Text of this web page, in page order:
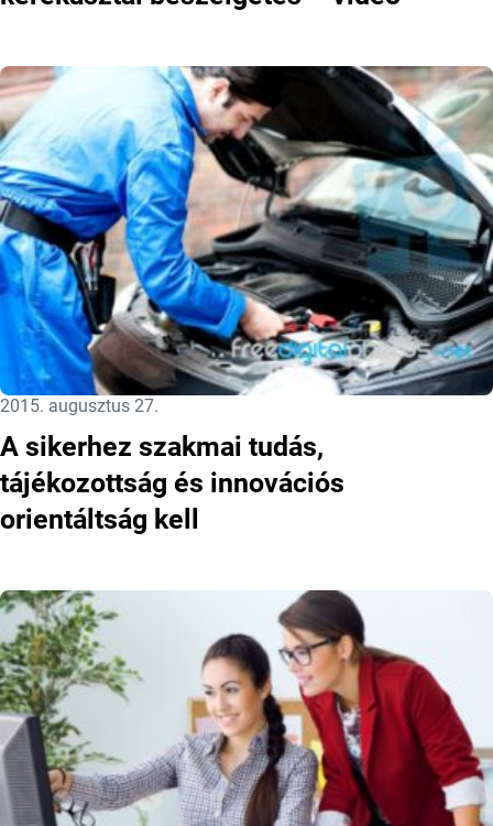
Közzétéve:
2015. augusztus 27.
A sikerhez szakmai tudás,
tájékozottság és innovációs
orientáltság kell